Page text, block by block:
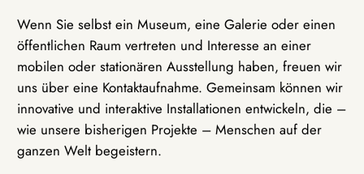
Wenn Sie selbst ein Museum, eine Galerie oder einen
öffentlichen Raum vertreten und Interesse an einer
mobilen oder stationären Ausstellung haben, freuen wir
uns über eine Kontaktaufnahme. Gemeinsam können wir
innovative und interaktive Installationen entwickeln, die –
wie unsere bisherigen Projekte – Menschen auf der
ganzen Welt begeistern.